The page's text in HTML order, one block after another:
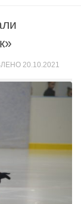
20.10.2021